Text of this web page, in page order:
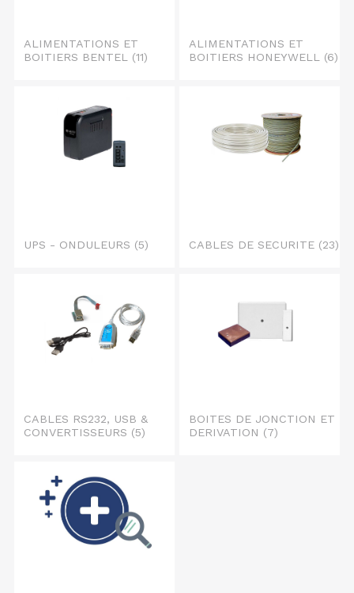
ALIMENTATIONS ET
BOITIERS BENTEL (11)
ALIMENTATIONS ET
BOITIERS HONEYWELL (6)
UPS - ONDULEURS (5) CABLES DE SECURITE (23)
CABLES RS232, USB &
CONVERTISSEURS (5)
BOITES DE JONCTION ET
DERIVATION (7)